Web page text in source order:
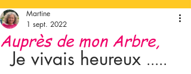
Auprès de mon Arbre,
Martine
1 sept. 2022
Je vivais heureux .....